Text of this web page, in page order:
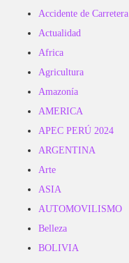
Accidente de Carretera
Actualidad
Africa
Agricultura
Amazonía
AMERICA
APEC PERÚ 2024
ARGENTINA
Arte
ASIA
AUTOMOVILISMO
Belleza
BOLIVIA